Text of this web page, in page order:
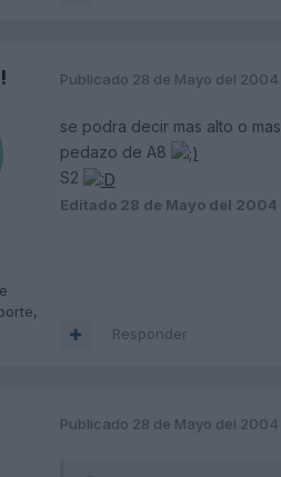
Publicado 28 de Mayo del 2004
se podra decir mas alto o
pedazo de A8
S2
Editado 28 de Mayo del 2004
Responder
Publicado 28 de Mayo del 2004